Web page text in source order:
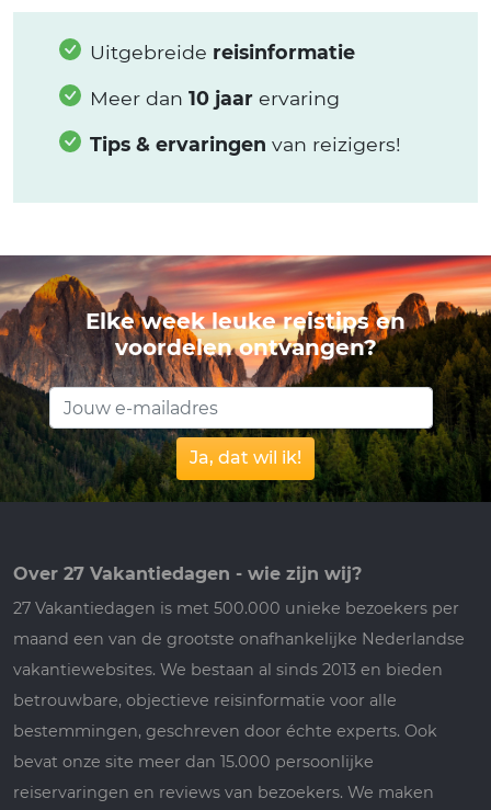
Uitgebreide reisinformatie
Meer dan 10 jaar ervaring
Tips & ervaringen van reizigers!
Elke week leuke reistips en
voordelen ontvangen?
Ja, dat wil ik!
Over 27 Vakantiedagen - wie zijn wij?
27 Vakantiedagen is met 500.000 unieke bezoekers per
maand een van de grootste onafhankelijke Nederlandse
vakantiewebsites. We bestaan al sinds 2013 en bieden
betrouwbare, objectieve reisinformatie voor alle
bestemmingen, geschreven door échte experts. Ook
bevat onze site meer dan 15.000 persoonlijke
reiservaringen en reviews van bezoekers. We maken